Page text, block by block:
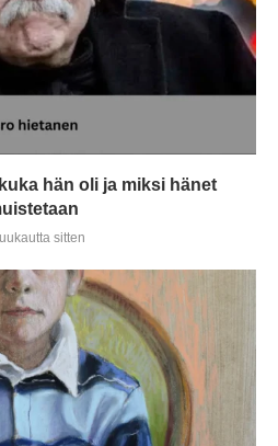
hän oli ja miksi hänet
sitten